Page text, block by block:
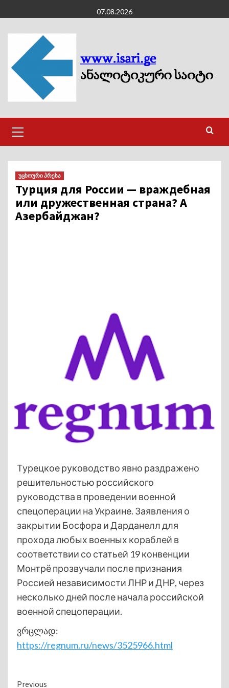
to
content
07.08.2026
Menu
უცხოური პრესა
Турция для России — враждебная
или дружественная страна? А
Азербайджан?
Турецкое руководство явно раздражено
решительностью российского
руководства в проведении военной
спецоперации на Украине. Заявления о
закрытии Босфора и Дарданелл для
прохода любых военных кораблей в
соответствии со статьей 19 конвенции
Монтрё прозвучали после признания
Россией независимости ЛНР и ДНР, через
несколько дней после начала российской
военной спецоперации.
ვრცლად:
https://regnum.ru/news/3525966.html
Previous